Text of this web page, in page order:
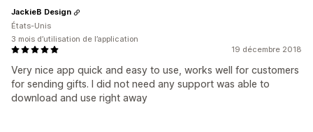
19 décembre 2018
Very nice app quick and easy to use, works well for customers
for sending gifts. I did not need any support was able to
download and use right away
JackieB Design
États-Unis
3 mois d’utilisation de l’application